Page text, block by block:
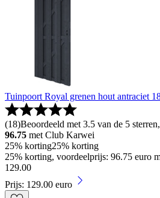
Tuinpoort Royal grenen hout antraciet
(18)Beoordeeld met 3.5 van de 5
96.75 met Club Karwei
25% korting25% korting
25% korting, voordeelprijs: 96.75 euro
129.00
Prijs: 129.00 euro